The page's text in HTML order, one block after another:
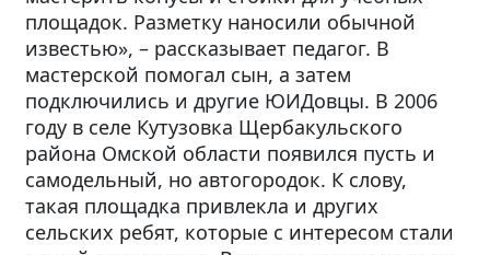
площадок. Разметку наносили обычной
известью», – рассказывает педагог. В
мастерской помогал сын, а затем
подключились и другие ЮИДовцы. В 2006
году в селе Кутузовка Щербакульского
района Омской области появился пусть и
самодельный, но автогородок. К слову,
такая площадка привлекла и других
сельских ребят, которые с интересом стали